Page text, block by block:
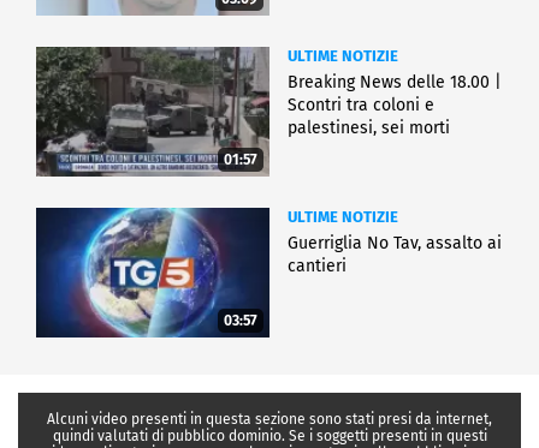
01:57
ULTIME NOTIZIE
Breaking News delle 18.00 |
Scontri tra coloni e
palestinesi, sei morti
03:57
ULTIME NOTIZIE
Guerriglia No Tav, assalto ai
cantieri
Alcuni video presenti in questa sezione sono stati presi da internet,
quindi valutati di pubblico dominio. Se i soggetti presenti in questi